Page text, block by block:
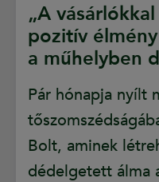
„A
pozitív
a műhelyben
Pár hónapja nyílt
Bolt, aminek
dédelgetett álma